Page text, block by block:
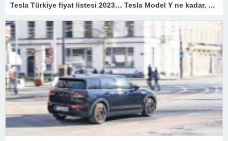
Tesla Türkiye fiyat listesi 2023… Tesla Model Y ne kadar, kaç TL?